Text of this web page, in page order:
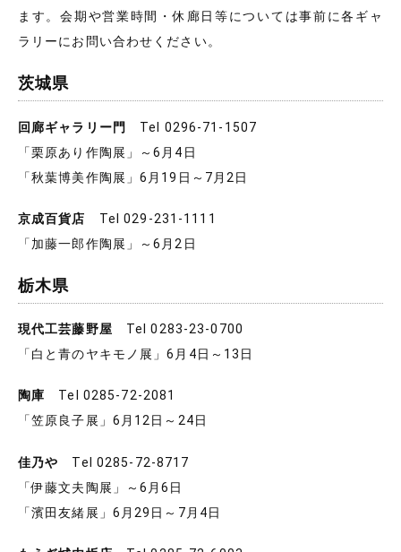
ます。会期や営業時間・休廊日等については事前に各ギャ
ラリーにお問い合わせください。
茨城県
回廊ギャラリー門
Tel 0296-71-1507
「栗原あり作陶展」～6月4日
「秋葉博美作陶展」6月19日～7月2日
京成百貨店
Tel 029-231-1111
「加藤一郎作陶展」～6月2日
栃木県
現代工芸藤野屋 Tel 0283-23-0700
「白と青のヤキモノ展」6月4日～13日
陶庫 Tel 0285-72-2081
「笠原良子展」6月12日～24日
佳乃や Tel 0285-72-8717
「伊藤文夫陶展」～6月6日
「濱田友緒展」6月29日～7月4日